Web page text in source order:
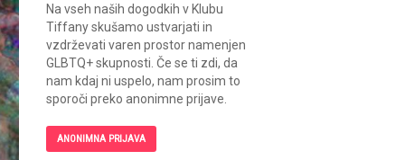
Na vseh naših dogodkih v Klubu
Tiffany skušamo ustvarjati in
vzdrževati varen prostor namenjen
GLBTQ+ skupnosti. Če se ti zdi, da
nam kdaj ni uspelo, nam prosim to
sporoči preko anonimne prijave.
ANONIMNA PRIJAVA